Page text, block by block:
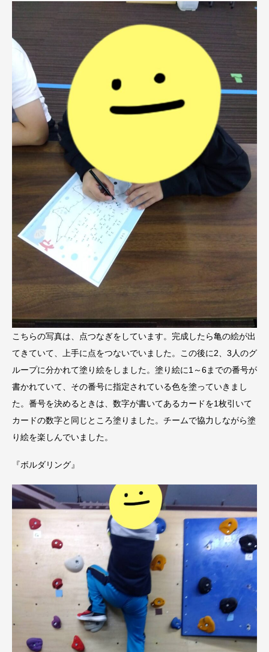
こちらの写真は、点つなぎをしています。完成したら亀の絵が出
てきていて、上手に点をつないでいました。この後に2、3人のグ
ループに分かれて塗り絵をしました。塗り絵に1～6までの番号が
書かれていて、その番号に指定されている色を塗っていきまし
た。番号を決めるときは、数字が書いてあるカードを1枚引いて
カードの数字と同じところ塗りました。チームで協力しながら塗
り絵を楽しんでいました。
『ボルダリング』